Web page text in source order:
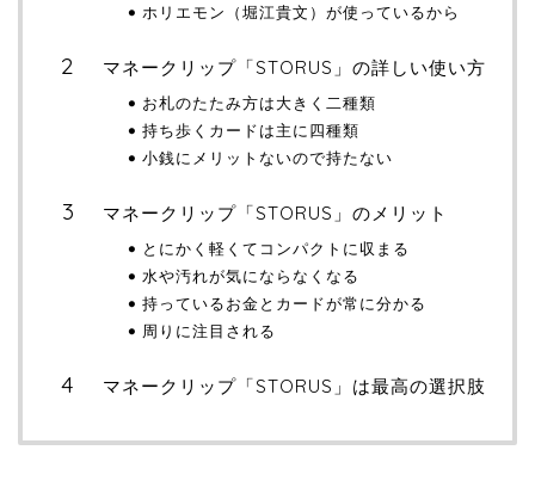
ホリエモン（堀江貴文）が使っているから
マネークリップ「STORUS」の詳しい使い方
お札のたたみ方は大きく二種類
持ち歩くカードは主に四種類
小銭にメリットないので持たない
マネークリップ「STORUS」のメリット
とにかく軽くてコンパクトに収まる
水や汚れが気にならなくなる
持っているお金とカードが常に分かる
周りに注目される
マネークリップ「STORUS」は最高の選択肢